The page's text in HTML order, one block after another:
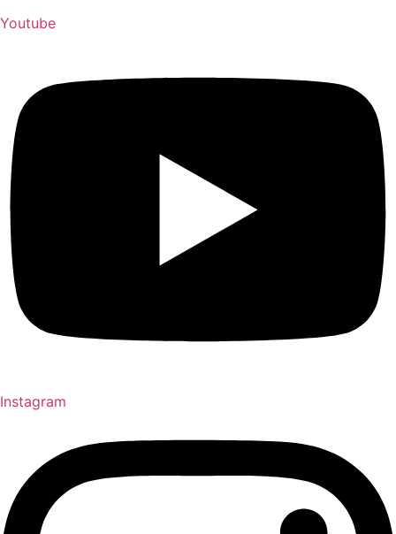
Youtube
Instagram